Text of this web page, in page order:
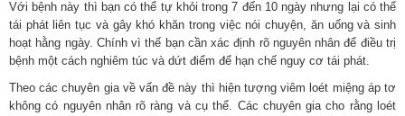
Với bệnh này thì bạn có thể tự khỏi trong 7 đến 10 ngày nhưng lại có thể
tái phát liên tục và gây khó khăn trong việc nói chuyện, ăn uống và sinh
hoạt hằng ngày. Chính vì thế bạn cần xác định rõ nguyên nhân để điều trị
bệnh một cách nghiêm túc và dứt điểm để hạn chế nguy cơ tái phát.
Theo các chuyên gia về vấn đề này thì hiện tượng viêm loét miệng áp tơ
không có nguyên nhân rõ ràng và cụ thể. Các chuyên gia cho rằng loét